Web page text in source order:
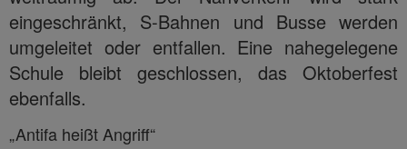
eingeschränkt, S-Bahnen und Busse werden
umgeleitet oder entfallen. Eine nahegelegene
Schule bleibt geschlossen, das Oktoberfest
ebenfalls.
„Antifa heißt Angriff“